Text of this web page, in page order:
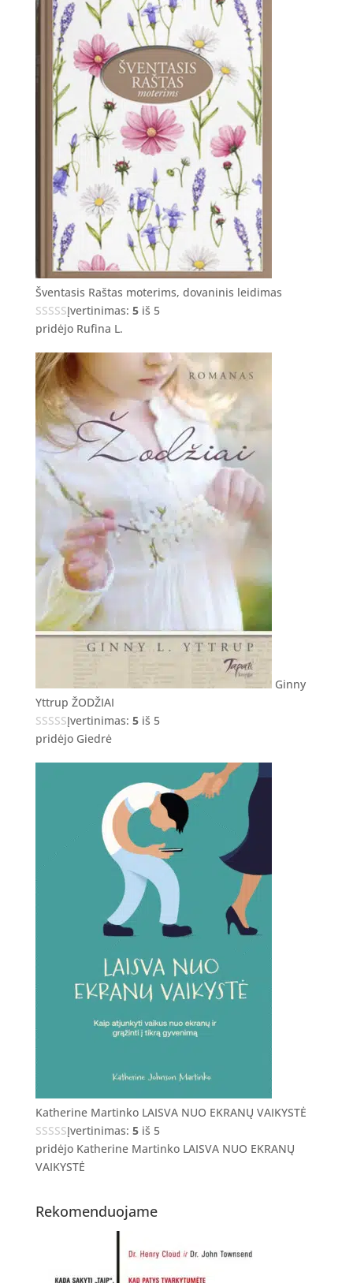
Šventasis Raštas moterims, dovaninis leidimas
Įvertinimas: 5iš 5
pridėjo Rufina L.
Ginny
Yttrup ŽODŽIAI
Įvertinimas: 5iš 5
pridėjo Giedrė
Katherine Martinko LAISVA NUO EKRANŲ VAIKYSTĖ
Įvertinimas: 5iš 5
pridėjo Katherine Martinko LAISVA NUO EKRANŲ
VAIKYSTĖ
Rekomenduojame